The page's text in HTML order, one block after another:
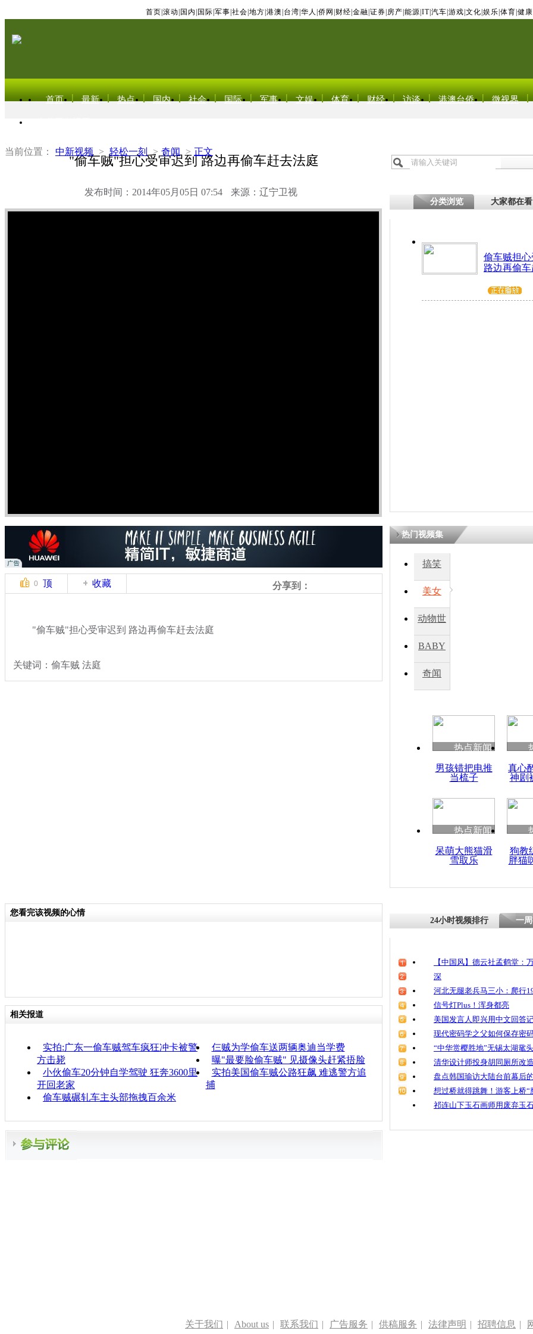
首页 滚动 国内 国际 军事 社会 地方 港澳 台湾 华人 侨网 财经 金融 证券 房产 能源 IT| 汽车 游戏 文化 娱乐 体育 健康
首页 最新 热点 国内 社会 国际 军事 文娱 体育 财经 访谈 港澳台侨 微视界
当前位置： 中新视频 > 轻松一刻 > 奇闻 > 正文
"偷车贼"担心受审迟到 路边再偷车赶去法庭
发布时间：2014年05月05日 07:54 来源：辽宁卫视
分类浏览 大家都在看
偷车贼担
路边再偷
0 顶 收藏 分享到：
"偷车贼"担心受审迟到 路边再偷车赶去法庭
关键词：偷车贼 法庭
热门视频集
搞笑
美女
动物世
BABY
秀
奇闻
热点新闻
男孩错把电推
当梳子
真心
神剧
热点新闻
呆萌大熊猫滑
雪取乐
狗教
胖猫
您看完该视频的心情
相关报道
实拍:广东一偷车贼驾车疯狂冲卡被警
方击毙
仨贼为学偷车送两辆奥迪当学费
曝"最要脸偷车贼" 见摄像头赶紧捂脸
小伙偷车20分钟自学驾驶 狂奔3600里
开回老家
实拍美国偷车贼公路狂飙 难逃警方追
捕
偷车贼碾轧车主头部拖拽百余米
24小时视频排行 一
【中国风】德云社孟鹤堂：
深
河北无腿老兵马三小：爬行
信号灯Plus！浑身都亮
美国发言人即兴用中文回答
现代密码学之父如何保存
“中华赏樱胜地”无锡太湖鼋
清华设计师投身胡同厕所改
盘点韩国瑜访大陆台前幕后
想过桥就得跳舞！游客上桥“
祁连山下玉石画师用废弃玉
关于我们 | About us | 联系我们 | 广告服务 | 供稿服务 | 法律声明 | 招聘信息 |